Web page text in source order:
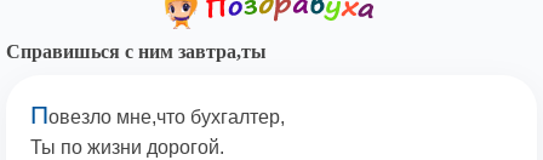
Справишься с ним завтра,ты
Повезло мне,что бухгалтер,
Ты по жизни дорогой.